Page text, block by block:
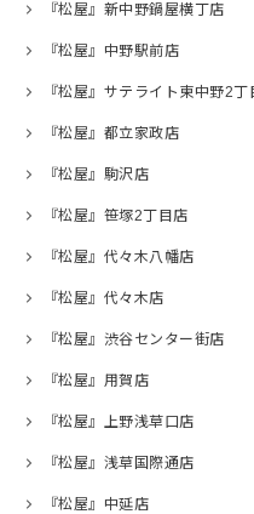
『松屋』新中野鍋屋横丁店
『松屋』中野駅前店
『松屋』サテライト東中野2丁
『松屋』都立家政店
『松屋』駒沢店
『松屋』笹塚2丁目店
『松屋』代々木八幡店
『松屋』代々木店
『松屋』渋谷センター街店
『松屋』用賀店
『松屋』上野浅草口店
『松屋』浅草国際通店
『松屋』中延店